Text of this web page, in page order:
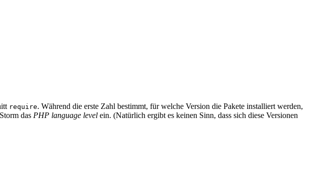
require. Während die erste Zahl bestimmt, für welche Version die Pakete installiert werden,
das PHP language level ein. (Natürlich ergibt es keinen Sinn, dass sich diese Versionen